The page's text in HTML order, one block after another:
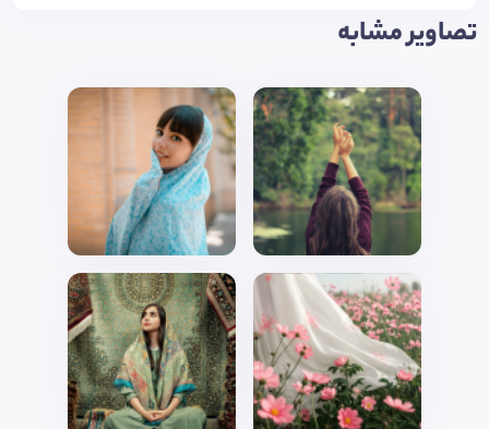
تصاویر مشابه